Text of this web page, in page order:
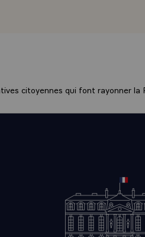
très symbolique, parce que
votre personnalité. Est-ce
souvenirs de famille et puis
avez dit : "Je n'ai jamais
C'est vrai, jamais vraiment. Il
citoyennes qui font rayonner la